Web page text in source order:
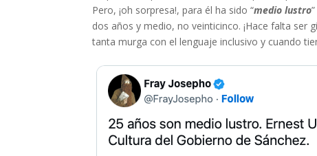
Pero, ¡oh sorpresa!, para él ha sido “medio lustro
dos años y medio, no veinticinco. ¡Hace falta ser
tanta murga con el lenguaje inclusivo y cuando